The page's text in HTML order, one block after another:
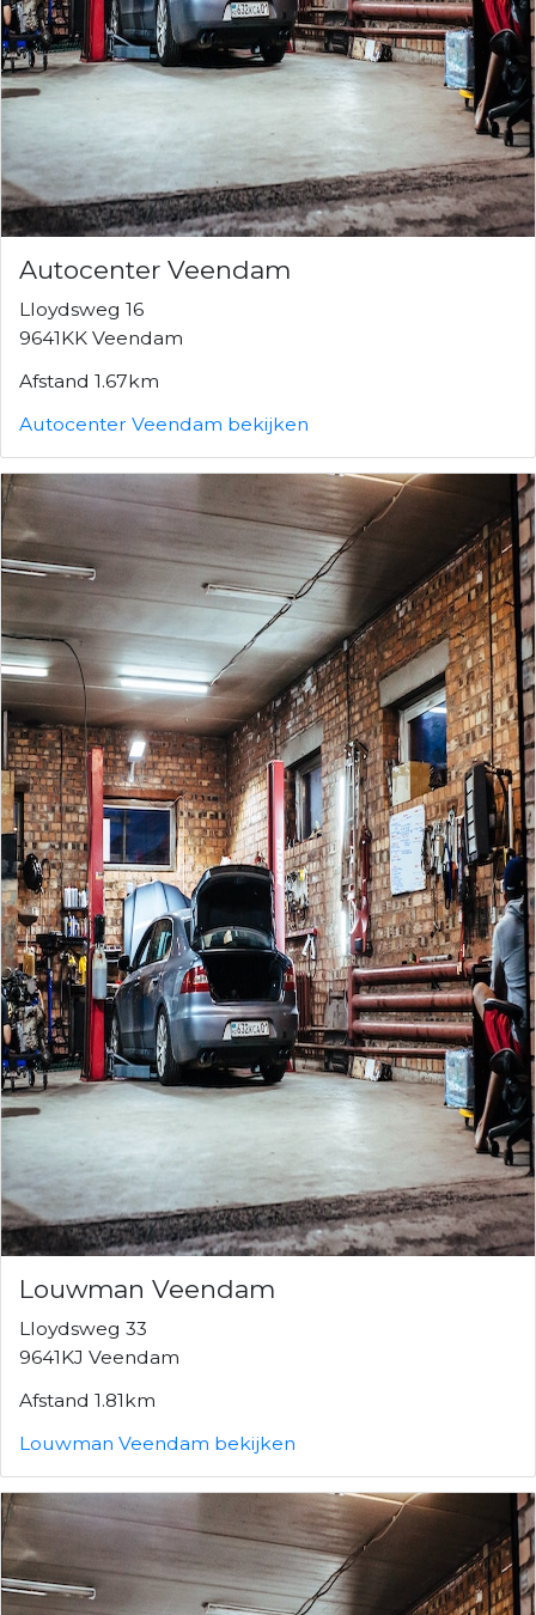
Autocenter Veendam
Lloydsweg 16
9641KK Veendam
Afstand 1.67km
Autocenter Veendam bekijken
Louwman Veendam
Lloydsweg 33
9641KJ Veendam
Afstand 1.81km
Louwman Veendam bekijken